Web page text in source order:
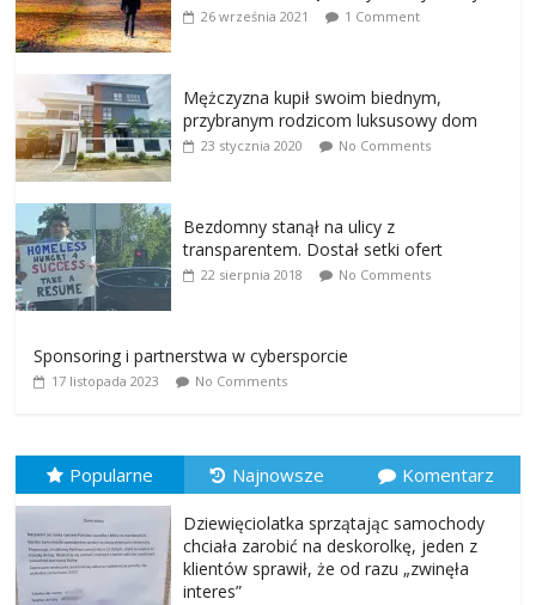
26 września 2021 1 Comment
Mężczyzna kupił swoim biednym,
przybranym rodzicom luksusowy dom
23 stycznia 2020 No Comments
Bezdomny stanął na ulicy z
transparentem. Dostał setki ofert
22 sierpnia 2018 No Comments
Sponsoring i partnerstwa w cybersporcie
17 listopada 2023 No Comments
Popularne Najnowsze Komentarz
Dziewięciolatka sprzątając samochody
chciała zarobić na deskorolkę, jeden z
klientów sprawił, że od razu „zwinęła
interes”